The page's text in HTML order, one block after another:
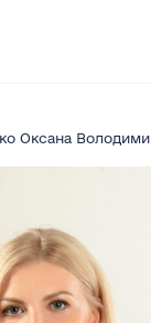
Оксана